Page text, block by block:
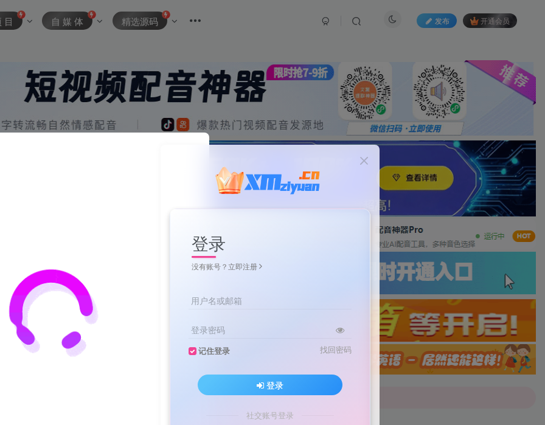
目 自 媒 体 精选源码 发布 开通会员
文案不会提取也不会写？八哥来帮忙！
顶流配音软件[配音神器Pro]-[配音鹅]-[南瓜配音]-[魔音工坊]-[逗哥配音]戳这里查看详情！
文案不会提取也不会写？八哥来帮忙！
顶流配音软件[配音神器Pro]-[配音鹅]-[南瓜配音]-[魔音工坊]-[逗哥配音]戳这里查看详情！
登录
没有账号？立即注册
用户名或邮箱
登录密码
记住登录 找回密码
登录
社交账号登录